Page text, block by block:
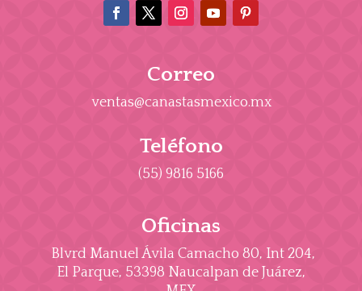
Correo
ventas@canastasmexico.mx
Teléfono
(55) 9816 5166
Oficinas
Blvrd Manuel Ávila Camacho 80, Int 204,
El Parque, 53398 Naucalpan de Juárez,